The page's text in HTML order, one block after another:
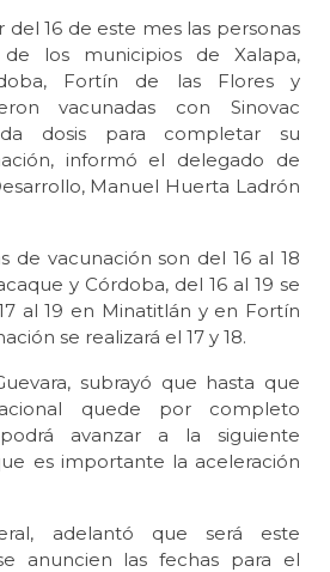
del 16 de este mes las personas
los municipios de Xalapa,
Fortín de las Flores y
vacunadas con Sinovac
dosis para completar su
informó el delegado de
Manuel Huerta Ladrón
de vacunación son del 16 al 18
y Córdoba, del 16 al 19 se
al 19 en Minatitlán y en Fortín
se realizará el 17 y 18.
subrayó que hasta que
quede por completo
avanzar a la siguiente
es importante la aceleración
adelantó que será este
anuncien las fechas para el